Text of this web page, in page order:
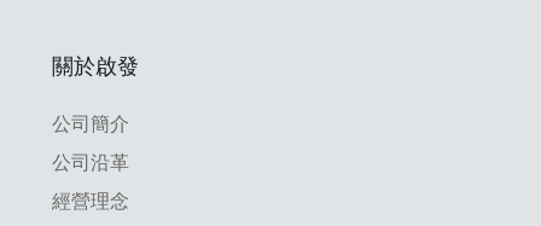
關於啟發
公司簡介
公司沿革
經營理念